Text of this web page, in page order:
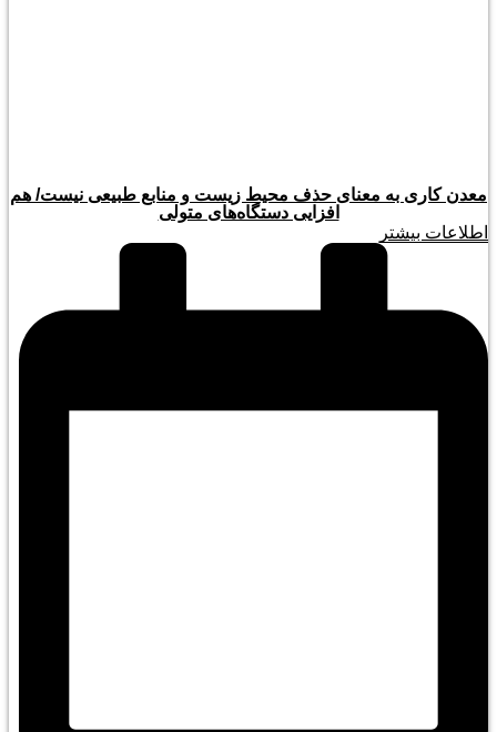
معدن کاری به معنای حذف محیط زیست و منابع طبیعی نیست/ هم
افزایی دستگاه‌های متولی
اطلاعات بیشتر